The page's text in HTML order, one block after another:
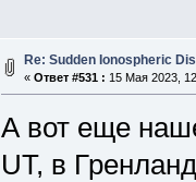
Re: Sudden Ionospheric
« Ответ #531 : 15 Мая 2023,
А вот еще
UT, в